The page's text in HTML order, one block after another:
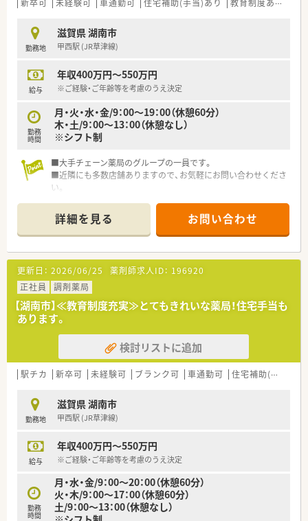
新卒可 未経験可 車通勤可 住宅補助(手当)あり 教育制度あり
勤務地
滋賀県 湖南市
甲西駅 (JR草津線)
給与
年収400万円～550万円
※ご経験・ご年齢等を考慮のうえ決定
勤務
時間
月・火・水・金/9：00～19：00（休憩60分）
木・土/9：00～13：00（休憩なし）
※シフト制
■大手チェーン薬局のグループの一員です。
■近隣にも多数店舗ありますので、お気軽にお問い合わせくださ
い。
詳細を見る お問い合わせ
更新日： 2026/06/25 薬剤師求人ID： 196920
正社員
調剤薬局
【湖南市】≪教育制度充実≫とてもきれいな薬局！住宅手当も
あります。
検討リストに追加
駅チカ 新卒可 未経験可 ブランク可 車通勤可 住宅補助(手当)あり
勤務地
滋賀県 湖南市
甲西駅 (JR草津線)
給与
年収400万円～550万円
※ご経験・ご年齢等を考慮のうえ決定
勤務
時間
月・水・金/9：00～20：00（休憩60分）
火・木/9：00～17：00（休憩60分）
土/9：00～13：00（休憩なし）